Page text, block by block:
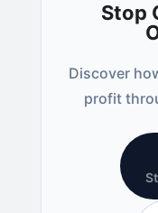
Stop
Discover
profit